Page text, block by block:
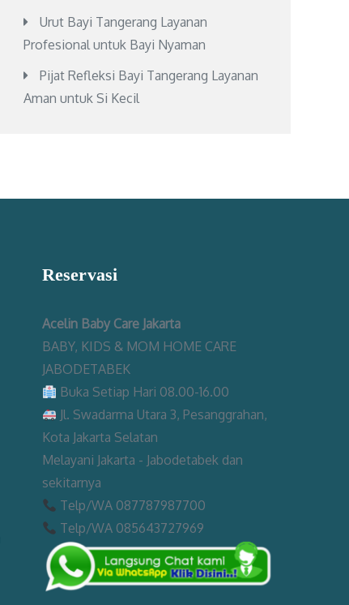
Urut Bayi Tangerang Layanan
Profesional untuk Bayi Nyaman
Pijat Refleksi Bayi Tangerang Layanan
Aman untuk Si Kecil
Reservasi
Acelin Baby Care Jakarta
BABY, KIDS & MOM HOME CARE
JABODETABEK
Buka Setiap Hari 08.00-16.00
Jl. Swadarma Utara 3, Pesanggrahan,
Kota Jakarta Selatan
Melayani Jakarta - Jabodetabek dan
sekitarnya
Telp/WA 087787987700
Telp/WA 085643727969